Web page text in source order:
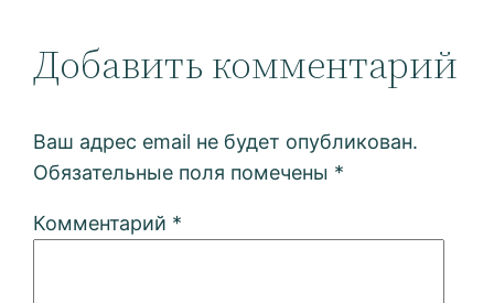
Добавить комментарий
Ваш адрес email не будет опубликован.
Обязательные поля помечены *
Комментарий *